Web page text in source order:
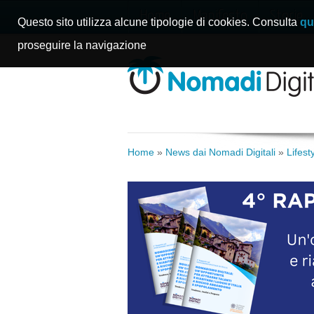
Home Manifesto Storie
Home » News dai Nomadi Digitali »
Questo sito utilizza alcune tipologie di cookies. Consulta
proseguire la navigazione